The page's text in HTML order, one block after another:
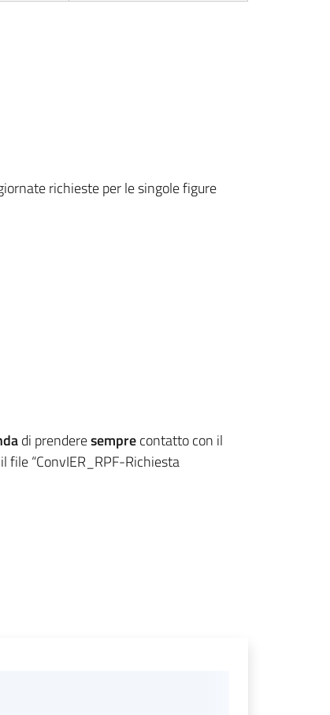
richieste per le singole figure
di prenderesemprecontatto con il
“ConvIER_RPF-Richiesta